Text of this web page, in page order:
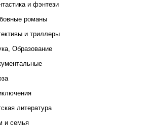
и фэнтези
романы
и триллеры
Образование
литература
и семья